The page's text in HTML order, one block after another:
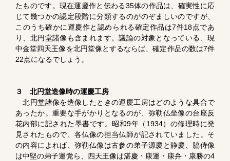
たものです。現在運慶作と伝わる35体の作品は、確実性に応
じて幾つかの認定段階に分類するのがのぞましいのですが、
このうち確かに運慶作と認められる確定作品は7件18点であ
り、北円堂諸像も含まれます。議論の対象となっている、現
中金堂四天王像を北円堂像とするならば、確定作品の数は7件
22点になるでしょう。
３ 北円堂造像時の運慶工房
北円堂諸像を造像したときの運慶工房はどのような具合で
あったか。重要な手がかりとなるのが、弥勒仏坐像の台座反
花内部に記された墨書です。昭和9年（1934）の修理時に発
見されたもので、各仏像の担当仏師が記されていました。そ
の内容によれば、弥勒仏像は古参の弟子源慶と静慶、脇侍像
は中堅の弟子運覚ら、四天王像は湛慶・康運・康弁・康勝の4